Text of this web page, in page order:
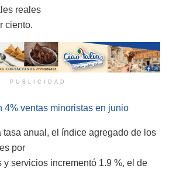
reales
ciento.
PUBLICIDAD
4% ventas minoristas en junio
tasa anual, el índice agregado de los
por
y servicios incrementó 1.9 %, el de